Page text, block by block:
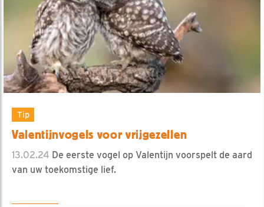
Tip
Valentijnvogels voor vrijgezellen
13.02.24 De eerste vogel op Valentijn voorspelt de aard
van uw toekomstige lief.